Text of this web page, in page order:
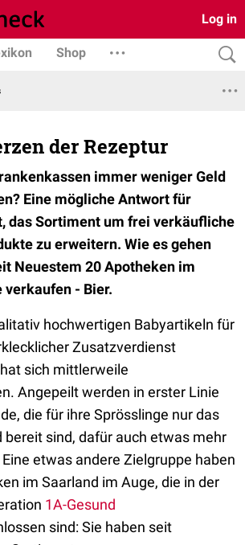
Log in
Shop
der Rezeptur
immer weniger Geld
Eine mögliche Antwort für
das Sortiment um frei verkäufliche
zu erweitern. Wie es gehen
Neuestem 20 Apotheken im
verkaufen - Bier.
hochwertigen Babyartikeln für
Zusatzverdienst
sich mittlerweile
Angepeilt werden in erster Linie
die für ihre Sprösslinge nur das
bereit sind, dafür auch etwas mehr
etwas andere Zielgruppe haben
im Saarland im Auge, die in der
1A-Gesund
sind: Sie haben seit